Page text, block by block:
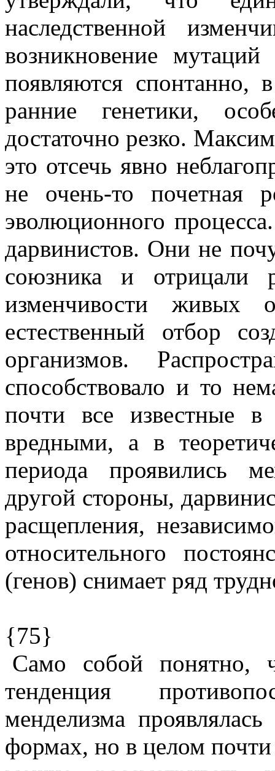
наследственной
возникновение
появляются спонтанно,
ранние генетики,
достаточно резко.
это отсечь явно
не очень-то почетная
эволюционного
дарвинистов. Они не
союзника и отрицали
изменчивости живых
естественный отбор
организмов.
способствовало и то
почти все известные
вредными, а в
периода проявились
другой стороны,
расщепления,
относительного
(генов) снимает ряд
{75}
Само собой понятно,
тенденция
менделизма
формах, но в целом